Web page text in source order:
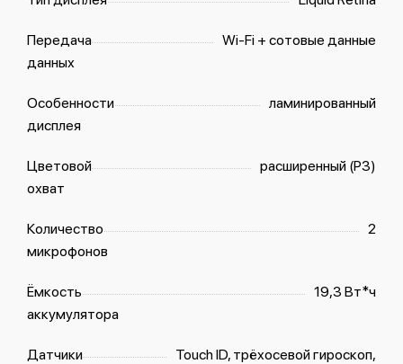
Передача
данных
Wi-Fi + сотовые данные
Особенности
дисплея
ламинированный
Цветовой
охват
расширенный (P3)
Количество
микрофонов
2
Ёмкость
аккумулятора
19,3 Вт*ч
Датчики
Touch ID, трёхосевой гироскоп,